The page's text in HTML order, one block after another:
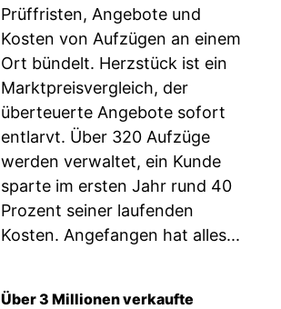
Prüffristen, Angebote und
Kosten von Aufzügen an einem
Ort bündelt. Herzstück ist ein
Marktpreisvergleich, der
überteuerte Angebote sofort
entlarvt. Über 320 Aufzüge
werden verwaltet, ein Kunde
sparte im ersten Jahr rund 40
Prozent seiner laufenden
Kosten. Angefangen hat alles...
Über 3 Millionen verkaufte